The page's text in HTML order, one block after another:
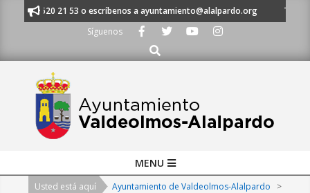
al 91 620 21 53 o escríbenos a ayuntamiento@alalpardo.org
TE
Síguenos
Buscar
Navigation
MENU
Usted está aquí Ayuntamiento de Valdeolmos-Alalpardo
>